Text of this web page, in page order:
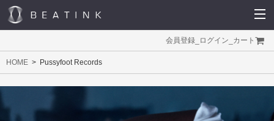
会員登録 ログイン カート
HOME Pussyfoot Records